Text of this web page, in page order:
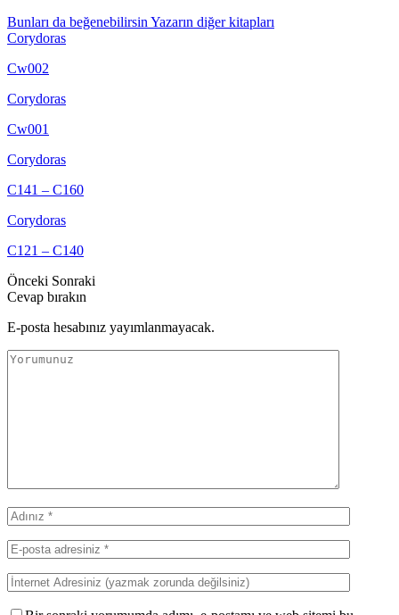
Bunları da beğenebilirsin Yazarın diğer kitapları
Corydoras
Cw002
Corydoras
Cw001
Corydoras
C141 – C160
Corydoras
C121 – C140
Önceki Sonraki
Cevap bırakın
E-posta hesabınız yayımlanmayacak.